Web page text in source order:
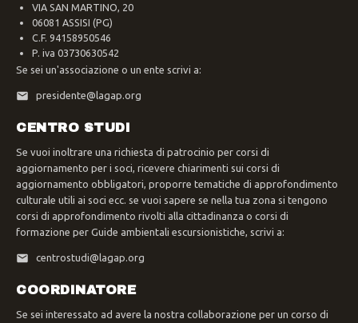
VIA SAN MARTINO, 20
06081 ASSISI (PG)
C.F. 94158950546
P. iva 03730630542
Se sei un'associazione o un ente scrivi a:
presidente@lagap.org
CENTRO STUDI
Se vuoi inoltrare una richiesta di patrocinio per corsi di
aggiornamento per i soci, ricevere chiarimenti sui corsi di
aggiornamento obbligatori, proporre tematiche di approfondimento
culturale utili ai soci ecc. se vuoi sapere se nella tua zona si tengono
corsi di approfondimento rivolti alla cittadinanza o corsi di
formazione per Guide ambientali escursionistiche, scrivi a:
centrostudi@lagap.org
COORDINATORE
Se sei interessato ad avere la nostra collaborazione per un corso di